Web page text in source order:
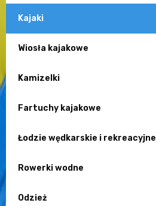
Kajaki
Wiosła kajakowe
Kamizelki
Fartuchy kajakowe
Łodzie wędkarskie i rekreacyjne
Rowerki wodne
Odzież